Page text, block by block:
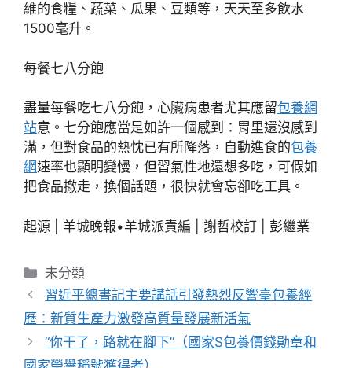
維的食糧、蔬菜、瓜果、豆類等，天天至多飲水
1500毫升。
每餐七八分飽
盡量每餐吃七八分飽，心臟病患者尤其應留包養網
站意。七分飽應當是如許一個感到：胃里還沒感到
滿，但對食品的熱忱已有所降落，自動進食的包養
網速率也顯明變慢，但習氣性地還想多吃，可假如
把食品撤走，換個話題，很快就會忘卻吃工具。
起源 | 羊城晚報•羊城派責編 | 謝哲校訂 | 彭繼業
分
類
未分類
習近平總書記主要講話引發熱烈反響臺包養經
歷：新質生產力激發高質量發展新活氣
“你干了，路就在腳下”（國家S包養價錢勛章和